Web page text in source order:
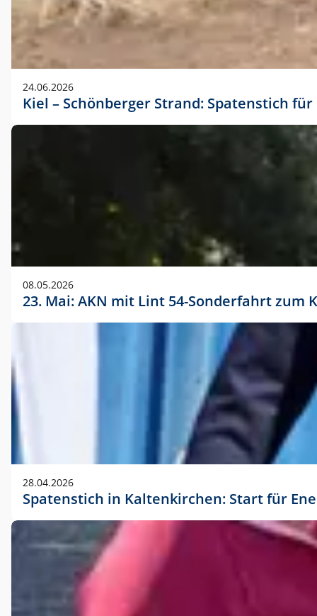
24.06.2026
Kiel – Schönberger Strand: Spatenstich
08.05.2026
23. Mai: AKN mit Lint 54-Sonderfahrt
28.04.2026
Spatenstich in Kaltenkirchen: Start für